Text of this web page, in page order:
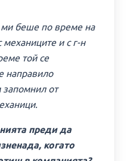
беше по време на
механиците и с г-н
той се
направило
запомнил от
преди да
когато